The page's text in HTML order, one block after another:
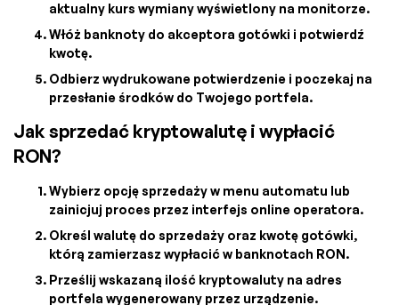
aktualny kurs wymiany wyświetlony na monitorze.
Włóż banknoty do akceptora gotówki i potwierdź
kwotę.
Odbierz wydrukowane potwierdzenie i poczekaj na
przesłanie środków do Twojego portfela.
Jak sprzedać kryptowalutę i wypłacić
RON?
Wybierz opcję sprzedaży w menu automatu lub
zainicjuj proces przez interfejs online operatora.
Określ walutę do sprzedaży oraz kwotę gotówki,
którą zamierzasz wypłacić w banknotach RON.
Prześlij wskazaną ilość kryptowaluty na adres
portfela wygenerowany przez urządzenie.